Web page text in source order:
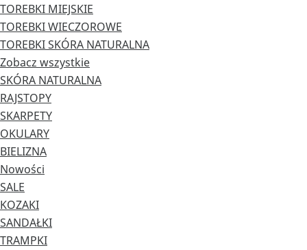
TOREBKI MIEJSKIE
TOREBKI WIECZOROWE
TOREBKI SKÓRA NATURALNA
Zobacz wszystkie
SKÓRA NATURALNA
RAJSTOPY
SKARPETY
OKULARY
BIELIZNA
Nowości
SALE
KOZAKI
SANDAŁKI
TRAMPKI